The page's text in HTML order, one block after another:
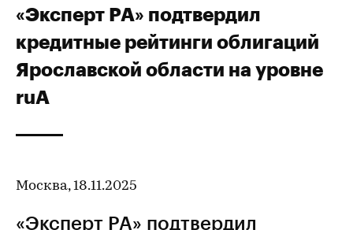
«Эксперт РА» подтвердил
кредитные рейтинги облигаций
Ярославской области на уровне
ruA
Москва, 18.11.2025
«Эксперт РА» подтвердил